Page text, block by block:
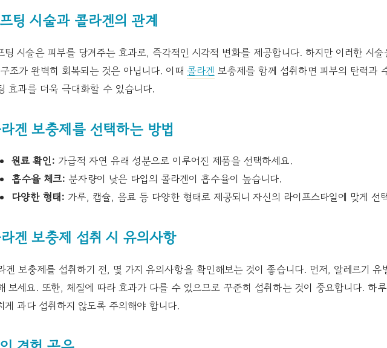
팅 시술과 콜라겐의 관계
팅 시술은 피부를 당겨주는 효과로, 즉각적인 시각적 변화를 제공합니다. 하지만 이러한 시술
조가 완벽히 회복되는 것은 아닙니다. 이때 콜라겐 보충제를 함께 섭취하면 피부의 탄력과
효과를 더욱 극대화할 수 있습니다.
겐 보충제를 선택하는 방법
원료 확인: 가급적 자연 유래 성분으로 이루어진 제품을 선택하세요.
흡수율 체크: 분자량이 낮은 타입의 콜라겐이 흡수율이 높습니다.
다양한 형태: 가루, 캡슐, 음료 등 다양한 형태로 제공되니 자신의 라이프스타일에 맞게 선
겐 보충제 섭취 시 유의사항
겐 보충제를 섭취하기 전, 몇 가지 유의사항을 확인해보는 것이 좋습니다. 먼저, 알레르기 유
보세요. 또한, 체질에 따라 효과가 다를 수 있으므로 꾸준히 섭취하는 것이 중요합니다. 하
게 과다 섭취하지 않도록 주의해야 합니다.